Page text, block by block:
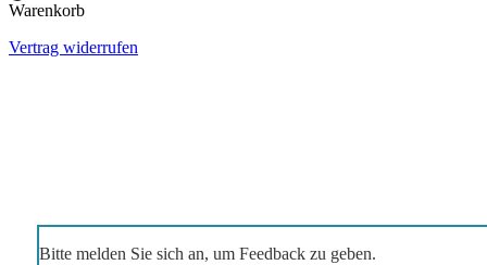
Warenkorb
Vertrag widerrufen
Bitte melden Sie sich an, um Feedback zu geben.